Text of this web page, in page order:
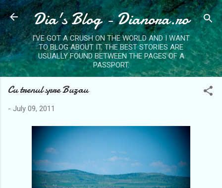
Skip to main content
Dia's Blog - Dianora.ro
I'VE GOT A CRUSH ON THE WORLD AND I WANT
TO BLOG ABOUT IT. THE BEST STORIES ARE
USUALLY FOUND BETWEEN THE PAGES OF A
PASSPORT.
Cu trenul spre Buzau
- July 09, 2011